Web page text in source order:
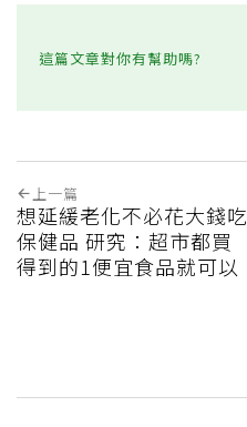
這篇文章對你有幫助嗎?
上一篇
想延緩老化不必花大錢吃
保健品 研究：超市都買
得到的1便宜食品就可以